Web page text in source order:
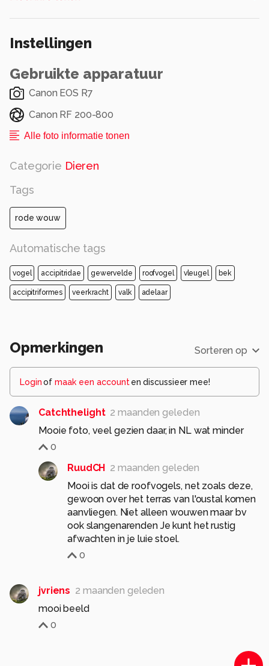
Instellingen
Gebruikte apparatuur
Canon EOS R7
Canon RF 200-800
Alle foto informatie tonen
Categorie Dieren
Tags
rode wouw
Automatische tags
vogel accipitridae gewervelde roofvogel vleugel bek
accipitriformes veerkracht valk adelaar
Opmerkingen Sorteren op
Loginof maak een account en discussieer mee!
Catchthelight 2 maanden geleden
Mooie foto, veel gezien daar, in NL wat minder
0
RuudCH
2 maanden geleden
Mooi is dat de roofvogels, net zoals deze,
gewoon over het terras van l'oustal komen
aanvliegen. Niet alleen wouwen maar bv
ook slangenarenden Je kunt het rustig
afwachten in je luie stoel.
0
jvriens 2 maanden geleden
mooi beeld
0